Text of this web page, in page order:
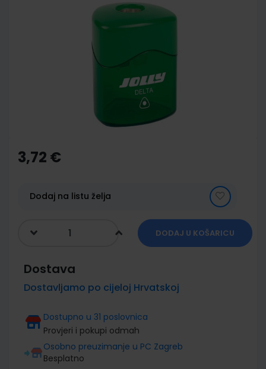
the
beginning
gallery
3,72 €
Dodaj na listu želja
DODAJ U KOŠARICU
Dostava
Dostavljamo po cijeloj Hrvatskoj
Dostupno u 31 poslovnica
Provjeri i pokupi odmah
Osobno preuzimanje u PC Zagreb
Besplatno